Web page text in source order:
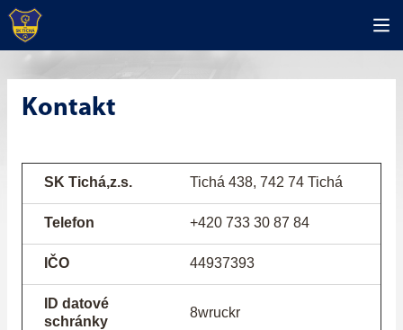
Kontakt
SK Tichá,z.s. Tichá 438, 742 74 Tichá
Telefon +420 733 30 87 84
IČO 44937393
ID datové
schránky
8wruckr